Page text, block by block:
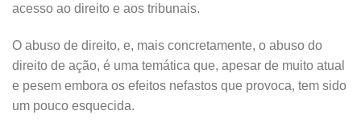
acesso ao direito e aos tribunais.
O abuso de direito, e, mais concretamente, o abuso do
direito de ação, é uma temática que, apesar de muito atual
e pesem embora os efeitos nefastos que provoca, tem sido
um pouco esquecida.